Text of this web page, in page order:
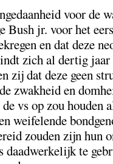
voor de
Bush jr. voor het
en dat deze
zich al dertig jaar
zij dat deze geen
zwakheid en
vs op zou houden
weifelende
zouden zijn hun
te